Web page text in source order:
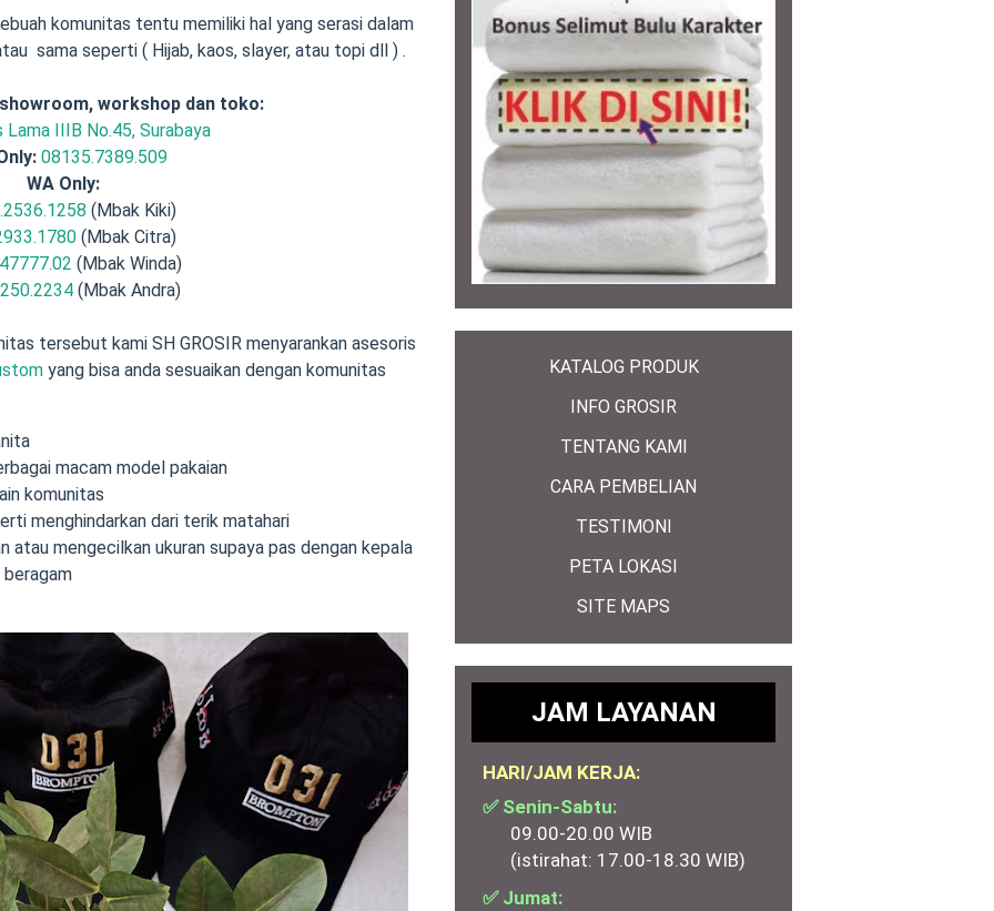
komunitas tentu memiliki hal yang serasi dalam
sama seperti ( Hijab, kaos, slayer, atau topi dll ) .
workshop dan toko:
Lama IIIB No.45, Surabaya
08135.7389.509
WA Only:
(Mbak Kiki)
(Mbak Citra)
(Mbak Winda)
(Mbak Andra)
tersebut kami SH GROSIR menyarankan asesoris
yang bisa anda sesuaikan dengan komunitas
macam model pakaian
komunitas
menghindarkan dari terik matahari
atau mengecilkan ukuran supaya pas dengan kepala
beragam
KATALOG PRODUK
INFO GROSIR
TENTANG KAMI
CARA PEMBELIAN
TESTIMONI
PETA LOKASI
SITE MAPS
JAM LAYANAN
HARI/JAM KERJA:
✅ Senin-Sabtu:
09.00-20.00 WIB
(istirahat: 17.00-18.30 WIB)
✅ Jumat: